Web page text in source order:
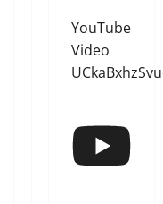
YouTube
Video